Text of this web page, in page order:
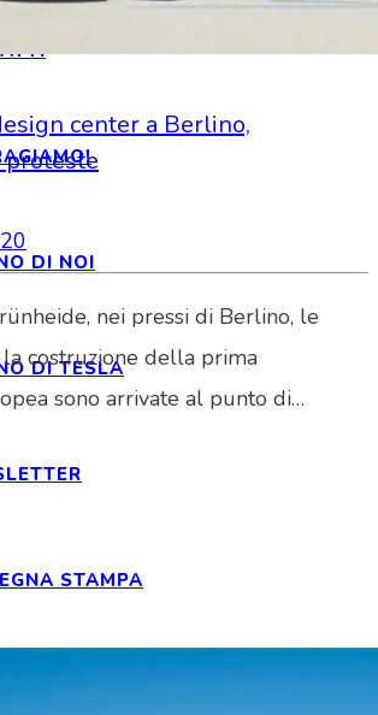
DI NOI
DI TESLA
STAMPA
center a Berlino,
nei pressi di Berlino, le
costruzione della prima
sono arrivate al punto di…